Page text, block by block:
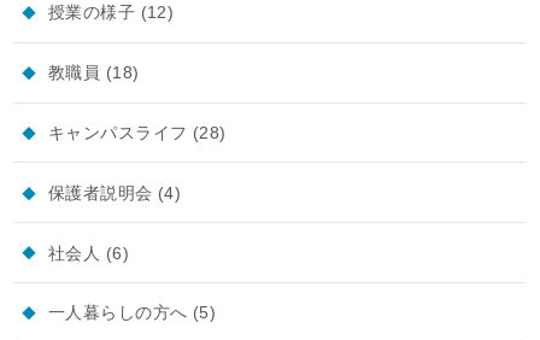
授業の様子 (12)
教職員 (18)
キャンパスライフ (28)
保護者説明会 (4)
社会人 (6)
一人暮らしの方へ (5)